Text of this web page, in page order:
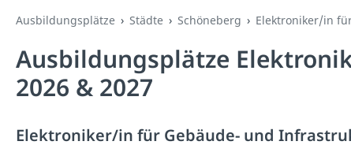
Ausbildungsplätze Städte Schöneberg Elektroniker/in
Ausbildungsplätze
2026 & 2027
Elektroniker/in für Gebäude- und